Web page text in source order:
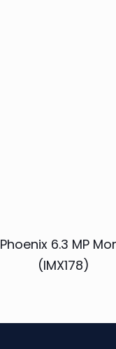
Phoenix 6.3 MP
(IMX178)